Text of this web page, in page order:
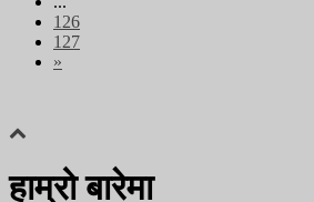
126
127
»
हाम्रो बारेमा